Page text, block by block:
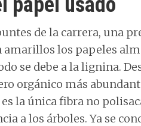
de la carrera, una
los papeles
se debe a la lignina.
orgánico más
la única fibra no
a los árboles. Ya se